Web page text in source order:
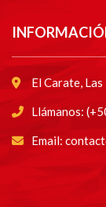
El Carate, Las
Llámanos:
Email: